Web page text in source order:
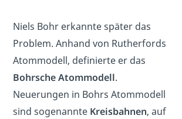
Niels Bohr erkannte später das
Problem. Anhand von Rutherfords
Atommodell, definierte er das
Bohrsche Atommodell.
Neuerungen in Bohrs Atommodell
sind sogenannte Kreisbahnen, auf